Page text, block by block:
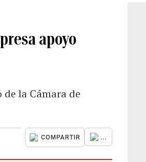
apoyo
la Cámara de
COMPARTIR ...